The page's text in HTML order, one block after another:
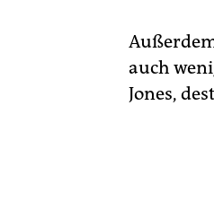
auch
Jones,